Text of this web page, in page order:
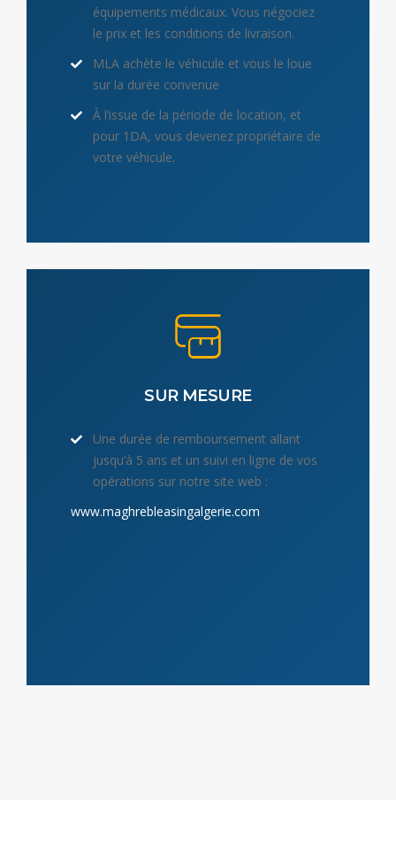
équipements médicaux. Vous négociez
le prix et les conditions de livraison.
MLA achète le véhicule et vous le loue
sur la durée convenue
À l’issue de la période de location, et
pour 1DA, vous devenez propriétaire de
votre véhicule.
SUR MESURE
Une durée de remboursement allant
jusqu’à 5 ans et un suivi en ligne de vos
opérations sur notre site web :
www.maghrebleasingalgerie.com